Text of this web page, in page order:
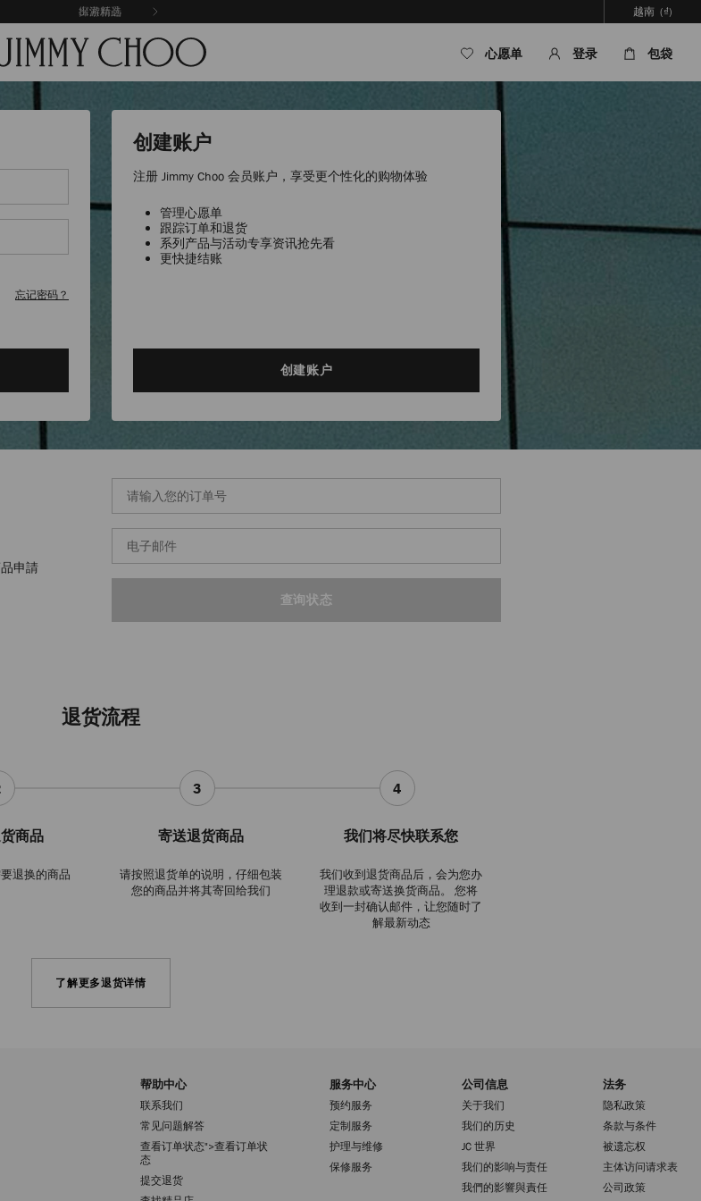
探索新品
出游精选 越南 (₫)
心愿单 登录 包袋
忘记密码？
创建账户
注册 Jimmy Choo 会员账户，享受更个性化的购物体验
管理心愿单
跟踪订单和退货
系列产品与活动专享资讯抢先看
更快捷结账
创建账户
申請
订
号
*
电
邮
件
*
查询状态
退货流程
商品
退换的商品
寄送退货商品
请按照退货单的说明，仔细包装
您的商品并将其寄回给我们
我们将尽快联系您
我们收到退货商品后，会为您办
理退款或寄送换货商品。 您将
收到一封确认邮件，让您随时了
解最新动态
了解更多退货详情
帮助中心
联系我们
常见问题解答
查看订单状态">查看订单状
态
提交退货
服务中心
预约服务
定制服务
护理与维修
保修服务
公司信息
关于我们
我们的历史
JC 世界
我们的影响与责任
我們的影響與責任
法务
隐私政策
条款与条件
被遗忘权
主体访问请求表
公司政策